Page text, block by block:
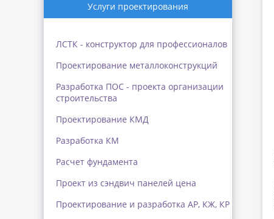
Услуги проектирования
ЛСТК - конструктор для профессионалов
Проектирование металлоконструкций
Разработка ПОС - проекта организации
строительства
Проектирование КМД
Разработка КМ
Расчет фундамента
Проект из сэндвич панелей цена
Проектирование и разработка АР, КЖ, КР